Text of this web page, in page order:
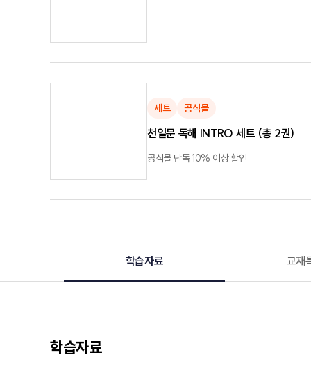
세트 공식몰
천일문 독해 INTRO 세트 (총 2권)
공식몰 단독 10% 이상 할인
학습자료 교재
학습자료